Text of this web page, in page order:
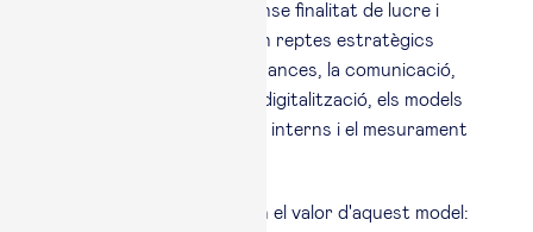
acompanyen entitats sense finalitat de lucre i
emprenedories socials en reptes estratègics
com la planificació, les finances, la comunicació,
els recursos humans, la digitalització, els models
de negoci, els processos interns i el mesurament
Els resultats reflecteixen el valor d'aquest model: